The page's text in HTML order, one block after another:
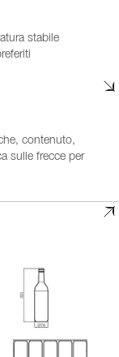
stabile
contenuto,
sulle frecce per